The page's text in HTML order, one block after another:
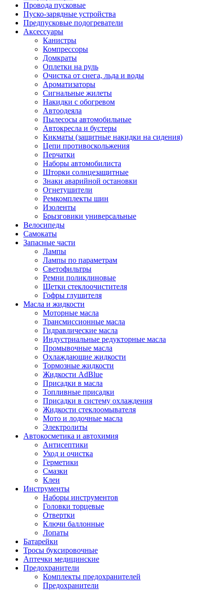
Провода пусковые
Пуско-зарядные устройства
Предпусковые подогреватели
Аксессуары
Канистры
Компрессоры
Домкраты
Оплетки на руль
Очистка от снега, льда и воды
Ароматизаторы
Сигнальные жилеты
Накидки с обогревом
Автоодеяла
Пылесосы автомобильные
Автокресла и бустеры
Кикматы (защитные накидки на сидения)
Цепи противоскольжения
Перчатки
Наборы автомобилиста
Шторки солнцезащитные
Знаки аварийной остановки
Огнетушители
Ремкомплекты шин
Изоленты
Брызговики универсальные
Велосипеды
Самокаты
Запасные части
Лампы
Лампы по параметрам
Светофильтры
Ремни поликлиновые
Щетки стеклоочистителя
Гофры глушителя
Масла и жидкости
Моторные масла
Трансмиссионные масла
Гидравлические масла
Индустриальные редукторные масла
Промывочные масла
Охлаждающие жидкости
Тормозные жидкости
Жидкости AdBlue
Присадки в масла
Топливные присадки
Присадки в систему охлаждения
Жидкости стеклоомывателя
Мото и лодочные масла
Электролиты
Автокосметика и автохимия
Антисептики
Уход и очистка
Герметики
Смазки
Клеи
Инструменты
Наборы инструментов
Головки торцевые
Отвертки
Ключи баллонные
Лопаты
Батарейки
Тросы буксировочные
Аптечки медицинские
Предохранители
Комплекты предохранителей
Предохранители